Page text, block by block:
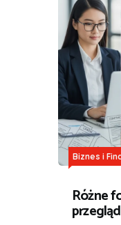
Biznes i
Różne